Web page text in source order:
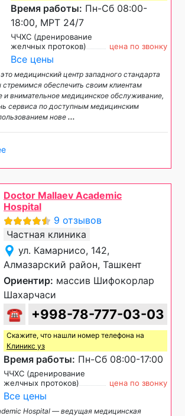
Время работы: Пн-Сб 08:00-
18:00, МРТ 24/7
ЧЧХС (дренирование
желчных протоков)
цена по звонку
Все цены
медицинский центр западного стандарта
обеспечить своим клиентам
и внимательное медицинское обслуживание,
сервиса по доступным медицинским
нове ...
Doctor Mallaev Academic
Hospital
9 отзывов
Частная клиника
ул. Камарнисо, 142,
Алмазарский район, Ташкент
Ориентир: массив Шифокорлар
Шахарчаси
☎ +998-78-777-03-03
Скажите, что нашли номер телефона на
Клиникс уз
Время работы: Пн-Сб 08:00-17:00
ЧЧХС (дренирование
желчных протоков)
цена по звонку
Все цены
Hospital — ведущая медицинская